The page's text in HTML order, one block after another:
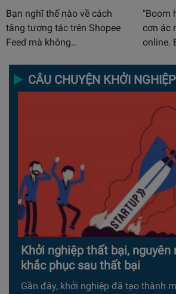
Bạn nghĩ thế nào về cách
tăng tương tác trên Shopee
Feed mà không…
"Boom
cơn ác
online.
CÂU CHUYỆN KHỞI NGHIỆP
Khởi nghiệp thất bại, nguyên
khắc phục sau thất bại
Gần đây, khởi nghiệp đã tạo thành